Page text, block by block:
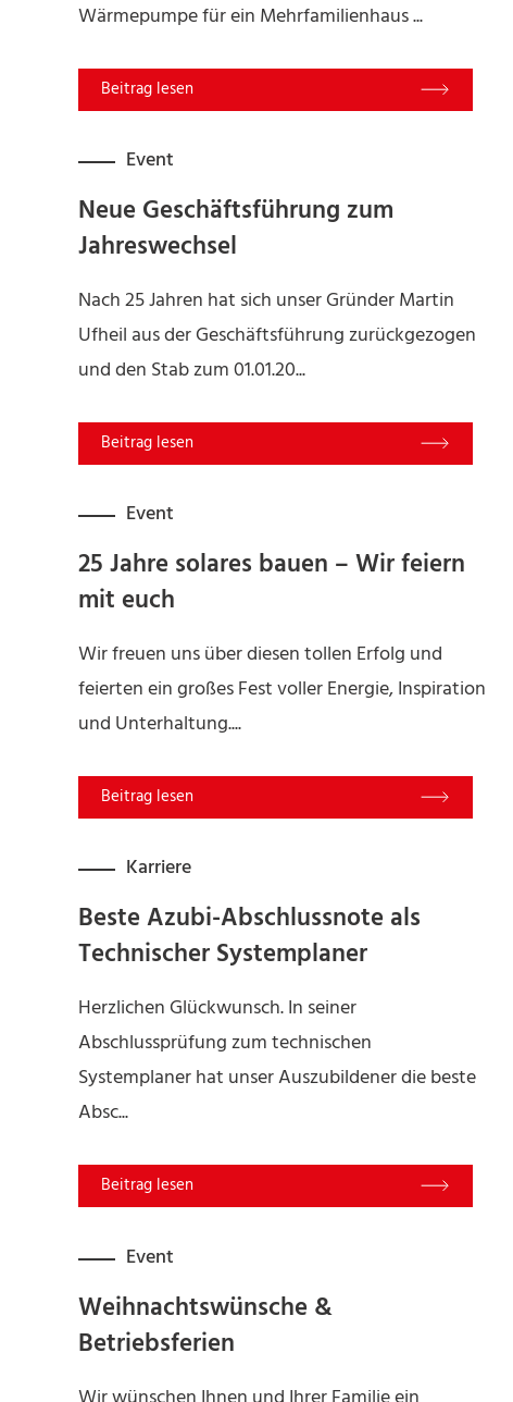
Wärmepumpe für ein Mehrfamilienhaus ...
Event
Neue Geschäftsführung zum
Jahreswechsel
Nach 25 Jahren hat sich unser Gründer Martin
Ufheil aus der Geschäftsführung zurückgezogen
und den Stab zum 01.01.20...
Event
25 Jahre solares bauen – Wir feiern
mit euch
Wir freuen uns über diesen tollen Erfolg und
feierten ein großes Fest voller Energie, Inspiration
und Unterhaltung....
Karriere
Beste Azubi-Abschlussnote als
Technischer Systemplaner
Herzlichen Glückwunsch. In seiner
Abschlussprüfung zum technischen
Systemplaner hat unser Auszubildener die beste
Absc...
Event
Weihnachtswünsche &
Betriebsferien